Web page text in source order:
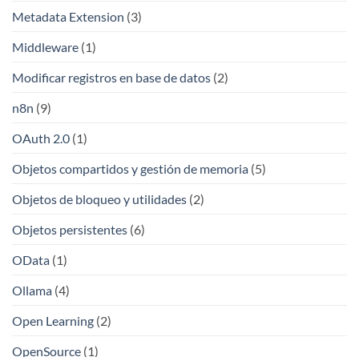
Metadata Extension (3)
Middleware (1)
Modificar registros en base de datos (2)
n8n (9)
OAuth 2.0 (1)
Objetos compartidos y gestión de memoria (5)
Objetos de bloqueo y utilidades (2)
Objetos persistentes (6)
OData (1)
Ollama (4)
Open Learning (2)
OpenSource (1)